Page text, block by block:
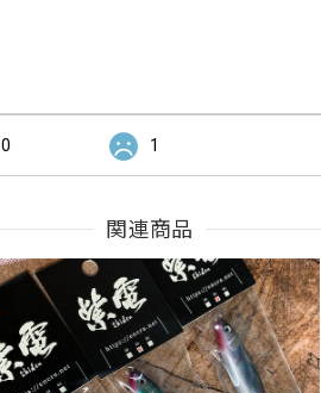
0 1
関連商品